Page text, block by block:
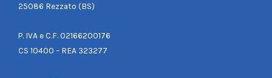
25086 Rezzato (BS)
P. IVA e C.F. 02166200176
CS 10400 – REA 323277